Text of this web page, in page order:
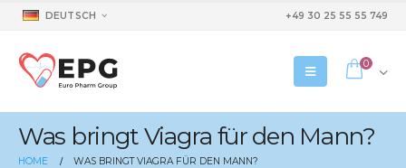
DEUTSCH +49 30 25 55 55 749
0
Was bringt Viagra für den Mann?
HOME WAS BRINGT VIAGRA FÜR DEN MANN?